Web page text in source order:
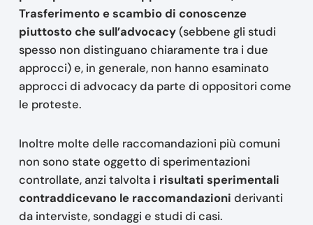
Trasferimento e scambio di conoscenze
piuttosto che sull’advocacy(sebbene gli studi
spesso non distinguano chiaramente tra i due
approcci) e, in generale, non hanno esaminato
approcci di advocacy da parte di oppositori come
le proteste.
Inoltre molte delle raccomandazioni più comuni
non sono state oggetto di sperimentazioni
controllate, anzi talvolta i risultati sperimentali
contraddicevano le raccomandazioni derivanti
da interviste, sondaggi e studi di casi.